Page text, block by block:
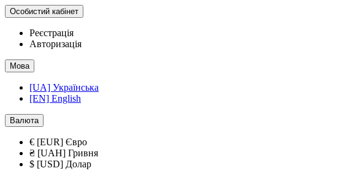
Особистий кабінет
Реєстрація
Авторизація
Мова
[UA] Українська
[EN] English
Валюта
€ [EUR] Євро
₴ [UAH] Гривня
$ [USD] Долар